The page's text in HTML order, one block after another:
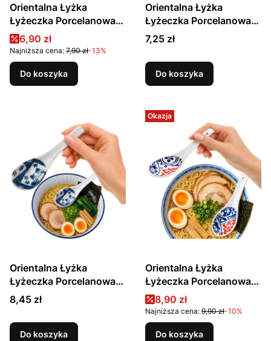
Orientalna Łyżka
Łyżeczka Porcelanowa
Do Zupy i Ryżu Biało
Niebieska Tokusa
13,75cm EMRO
AZIATICA
Cena promocyjna
6,90 zł
Najniższa cena: 7,90 zł-13%
Do koszyka
Orientalna Łyżka
Łyżeczka Porcelanowa
Do Zupy Biała Kwiaty
Sakura 14,5cm EMRO
AZIATICA
Cena
7,25 zł
Do koszyka
Orientalna Łyżka
Łyżeczka Porcelanowa
Do Zupy i Ryżu Niebieski
Kotek MANEKI NEKO
14,5cm GOLDEN
TURTLE
Cena
8,45 zł
Do koszyka
Okazja
Orientalna Łyżka
Łyżeczka Porcelanowa
Do Zupy i Ryżu
Niebiesko Czerwona
BOTANICA 13,75cm
EMRO AZIATICA
Cena promocyjna
8,90 zł
Najniższa cena: 9,90 zł-10%
Do koszyka